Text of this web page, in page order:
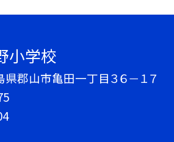
小学校
郡山市亀田一丁目３６－１７